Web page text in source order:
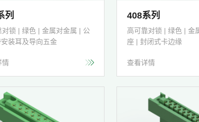
列
对锁 | 绿色 | 金属对金属 | 公
装耳及导向五金
情
408系列
高可靠对锁 | 绿色 | 金
座 | 封闭式卡边缘
查看详情